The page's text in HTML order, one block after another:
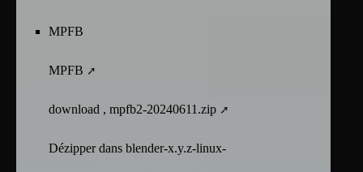
MPFB
MPFB
download , mpfb2-20240611.zip
Dézipper dans blender-x.y.z-linux-